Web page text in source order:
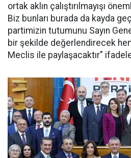
ortak aklın çalıştırılmayışı
Biz bunları burada da kayda
partimizin tutumunu Sayın Genel
bir şekilde değerlendirecek
Meclis ile paylaşacaktır"